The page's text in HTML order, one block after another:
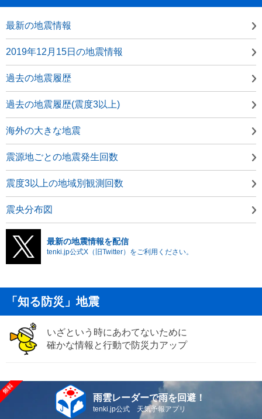
最新の地震情報
2019年12月15日の地震情報
過去の地震履歴
過去の地震履歴(震度3以上)
海外の大きな地震
震源地ごとの地震発生回数
震度3以上の地域別観測回数
震央分布図
最新の地震情報を配信
tenki.jp公式X（旧Twitter）をご利用ください。
「知る防災」地震
いざという時にあわてないために
確かな情報と行動で防災力アップ
雨雲レーダーで雨を回避！
tenki.jp公式 天気予報アプリ